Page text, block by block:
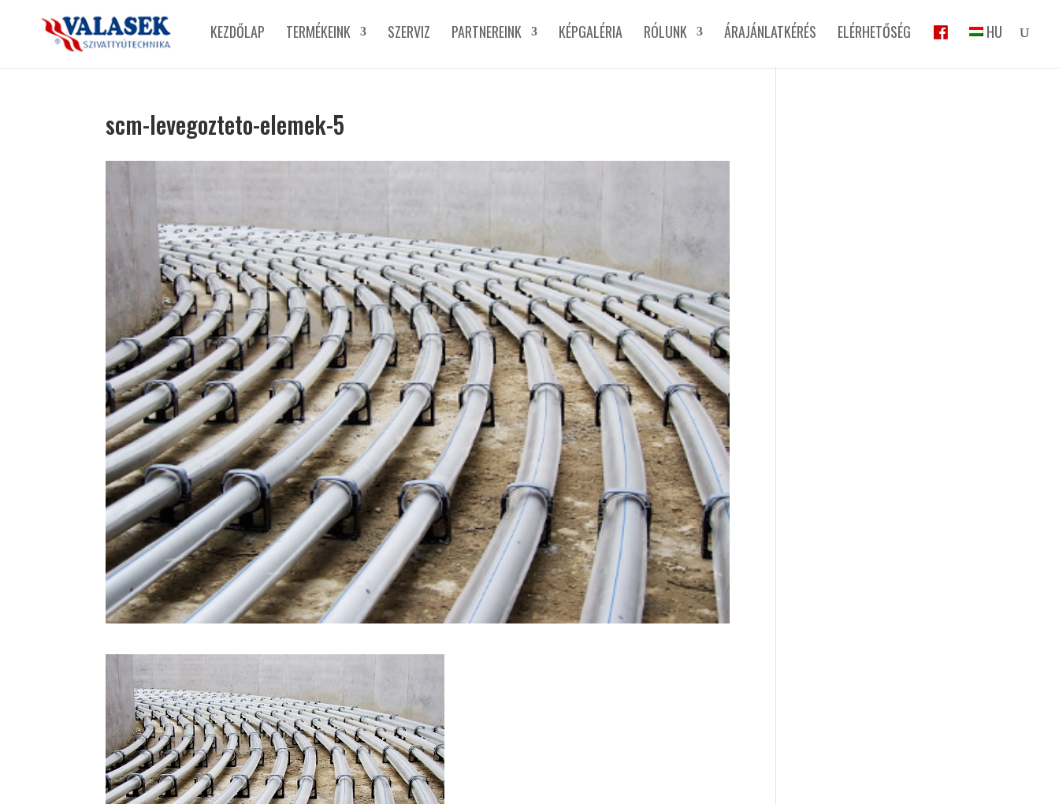
KEZDŐLAP TERMÉKEINK SZERVIZ PARTNEREINK KÉPGALÉRIA RÓLUNK ÁRAJÁNLATKÉRÉS ELÉRHETŐSÉG HU
scm-levegozteto-elemek-5